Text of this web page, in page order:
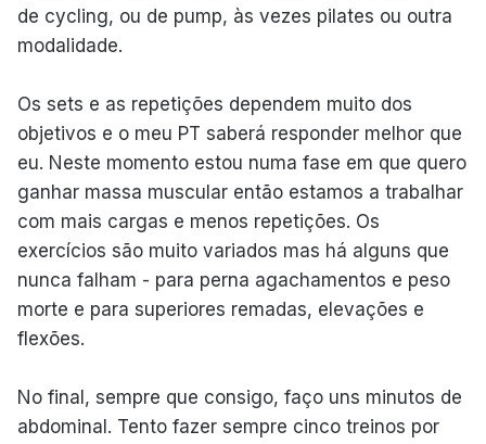
de cycling, ou de pump, às vezes pilates ou outra
modalidade.
Os sets e as repetições dependem muito dos
objetivos e o meu PT saberá responder melhor que
eu. Neste momento estou numa fase em que quero
ganhar massa muscular então estamos a trabalhar
com mais cargas e menos repetições. Os
exercícios são muito variados mas há alguns que
nunca falham - para perna agachamentos e peso
morte e para superiores remadas, elevações e
flexões.
No final, sempre que consigo, faço uns minutos de
abdominal. Tento fazer sempre cinco treinos por